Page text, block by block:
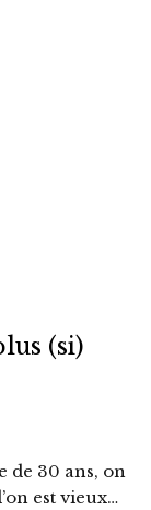
(si)
de 30 ans, on
est vieux…